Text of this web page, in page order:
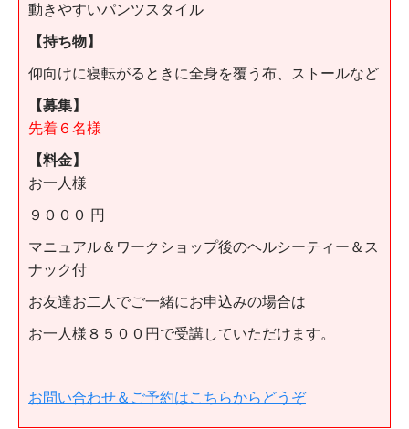
動きやすいパンツスタイル
【持ち物】
仰向けに寝転がるときに全身を覆う布、ストールなど
【募集】
先着６名様
【料金】
お一人様
９０００ 円
マニュアル＆ワークショップ後のヘルシーティー＆ス
ナック付
お友達お二人でご一緒にお申込みの場合は
お一人様８５００円で受講していただけます。
お問い合わせ＆ご予約はこちらからどうぞ